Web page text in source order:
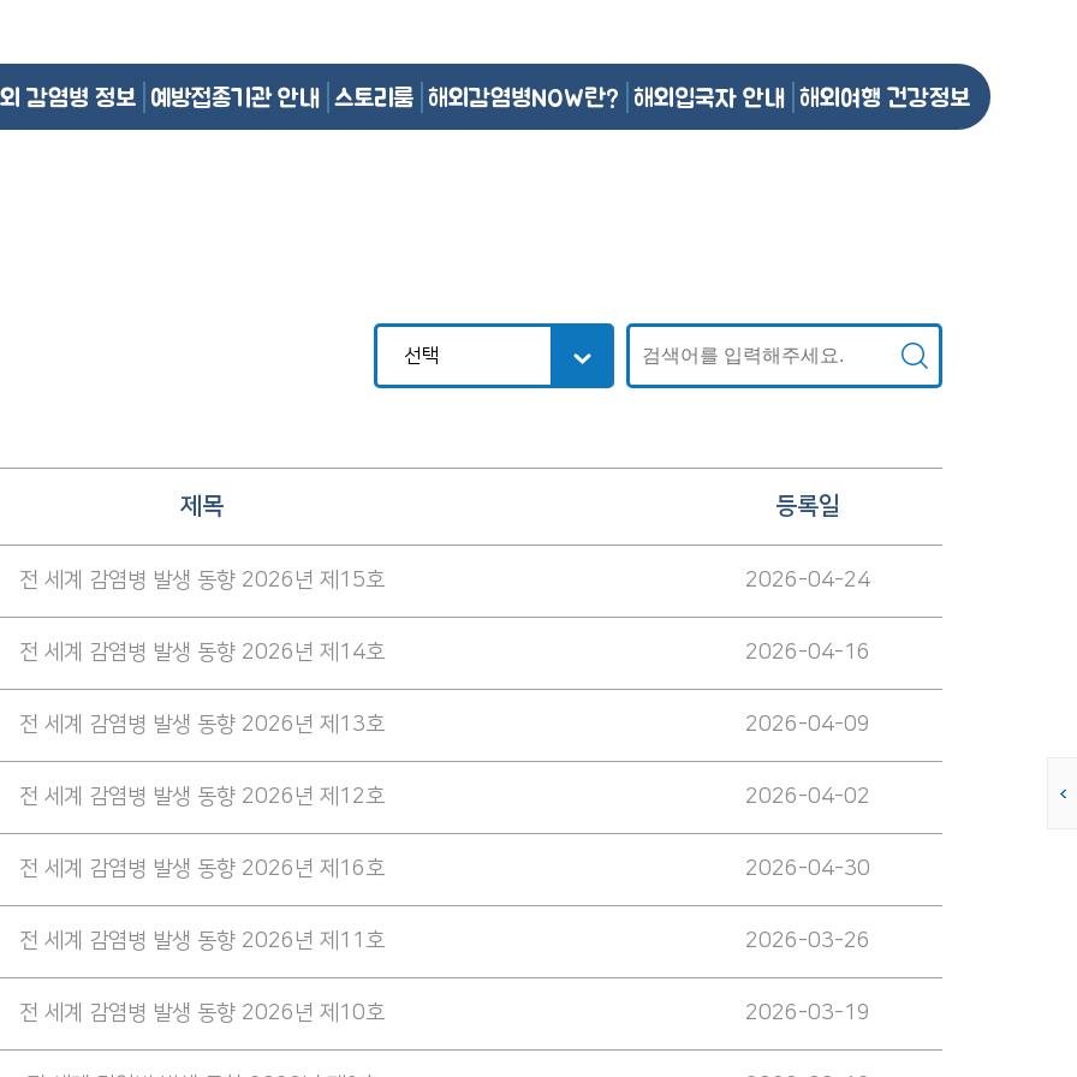
감염병 정보 예방접종기관 안내 스토리룸 해외감염병NOW란? 해외입국자 안내 해외여행 건강정보
제목 등록일
전 세계 감염병 발생 동향 2026년 제15호 2026-04-24
전 세계 감염병 발생 동향 2026년 제14호 2026-04-16
전 세계 감염병 발생 동향 2026년 제13호 2026-04-09
전 세계 감염병 발생 동향 2026년 제12호 2026-04-02
전 세계 감염병 발생 동향 2026년 제16호 2026-04-30
전 세계 감염병 발생 동향 2026년 제11호 2026-03-26
전 세계 감염병 발생 동향 2026년 제10호 2026-03-19